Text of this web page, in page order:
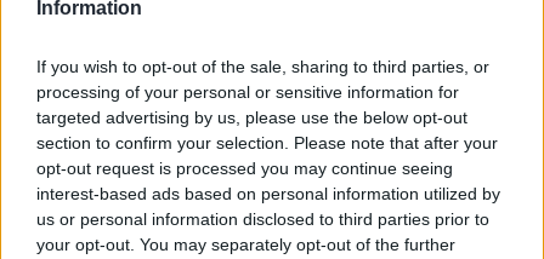
Information
If you wish to opt-out of the sale, sharing to third parties, or
processing of your personal or sensitive information for
targeted advertising by us, please use the below opt-out
section to confirm your selection. Please note that after your
opt-out request is processed you may continue seeing
interest-based ads based on personal information utilized by
us or personal information disclosed to third parties prior to
your opt-out. You may separately opt-out of the further
Πανεπιστημίου Πατρών
05/08/2026
Πρώτο δυνατό τεστ της Εθνικής Γυναικών επί ιταλικού
εδάφους με Σουηδία